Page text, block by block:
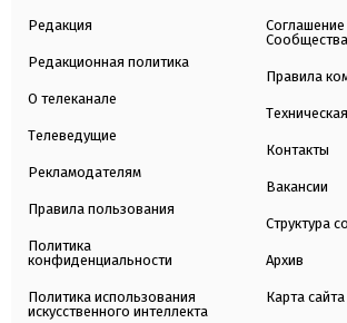
Редакция
Редакционная политика
О телеканале
Телеведущие
Рекламодателям
Правила пользования
Политика
конфиденциальности
Политика использования
искусственного интеллекта
Сообщества
Правила
Контакты
Вакансии
Структура
Архив
Карта сайта